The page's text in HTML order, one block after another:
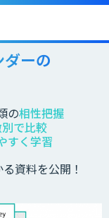
ーの
の相性把握
で比較
すく学習
資料を公開！